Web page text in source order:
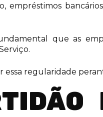
que as
essa regularidade